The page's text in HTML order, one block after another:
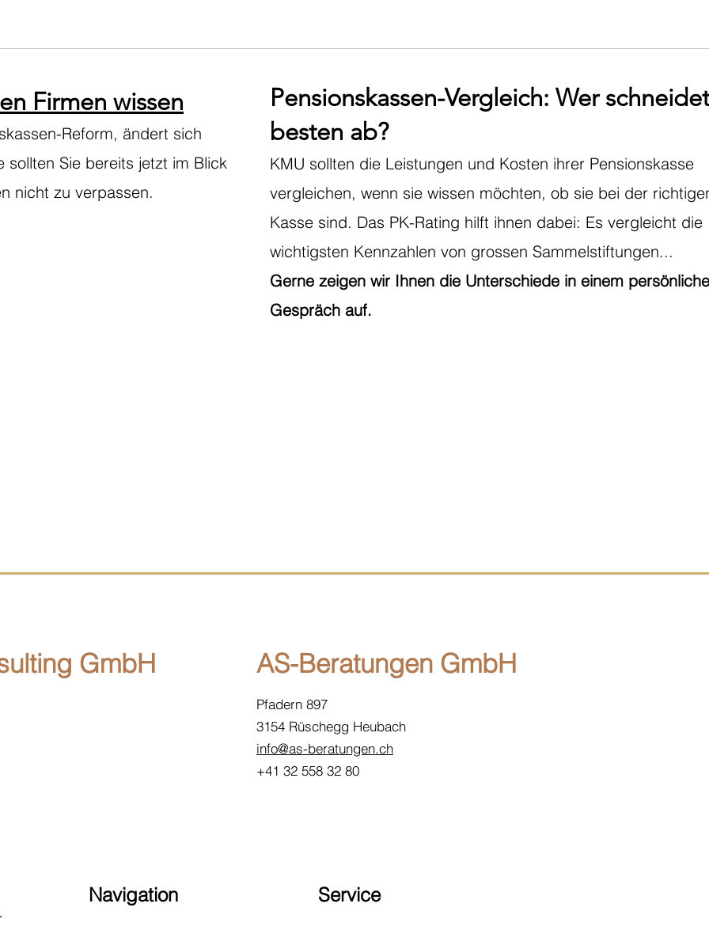
Firmen wissen
Reform, ändert sich
sollten Sie bereits jetzt im Blick
nicht zu verpassen.
Pensionskassen-Vergleich: Wer
besten ab?
KMU sollten die Leistungen und Kosten ihrer Pensionskasse
vergleichen, wenn sie wissen möchten, ob sie bei der
Kasse sind. Das PK-Rating hilft ihnen dabei: Es vergleicht die
wichtigsten Kennzahlen von grossen Sammelstiftungen...
Gerne zeigen wir Ihnen die Unterschiede in einem
Gespräch auf.
GmbH AS-Beratungen GmbH
Pfadern 897
3154 Rüschegg Heubach
info@as-beratungen.ch
+41 32 558 32 80
Navigation Service